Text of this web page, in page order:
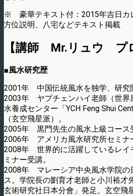
※ 豪華テキスト付：2015年吉日カ
方位説明、八宅などテキスト掲載
【講師 Mr.リュウ プ
■風水研究歴
2001年 中国伝統風水を独学、研究
2003年 ヤプチェンハイ老師（世界
水養成センター「YCH Feng Shui
（玄空飛星派）。
2005年 黒門先生の風水上級コース
2006年 アメリカ風水研究所セミナ
2008年 世界的に活躍しているレイ
ミナー受講。
2008年 マレーシア中央風水学院の
ス。学院長の劉育才老師と小川裕才
玄術研究社日本分會」発足。玄空飛